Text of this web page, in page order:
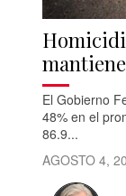
mantiene
El Gobierno
48% en el
86.9...
AGOSTO 4,